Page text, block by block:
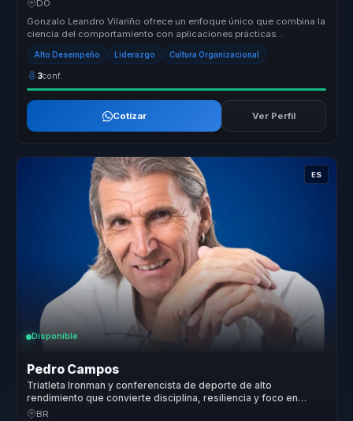
DO
Gonzalo Leandro Vilariño ofrece un enfoque único que combina la
ciencia del comportamiento con aplicaciones prácticas
específicas para or...
Alto Desempeño Liderazgo Cultura Organizacional
3conf.
Cotizar Ver Perfil
ES
Disponible
Pedro Campos
Triatleta Ironman y conferencista de deporte de alto
rendimiento que convierte disciplina, resiliencia y foco en
fortaleza mental para equipos.
BR